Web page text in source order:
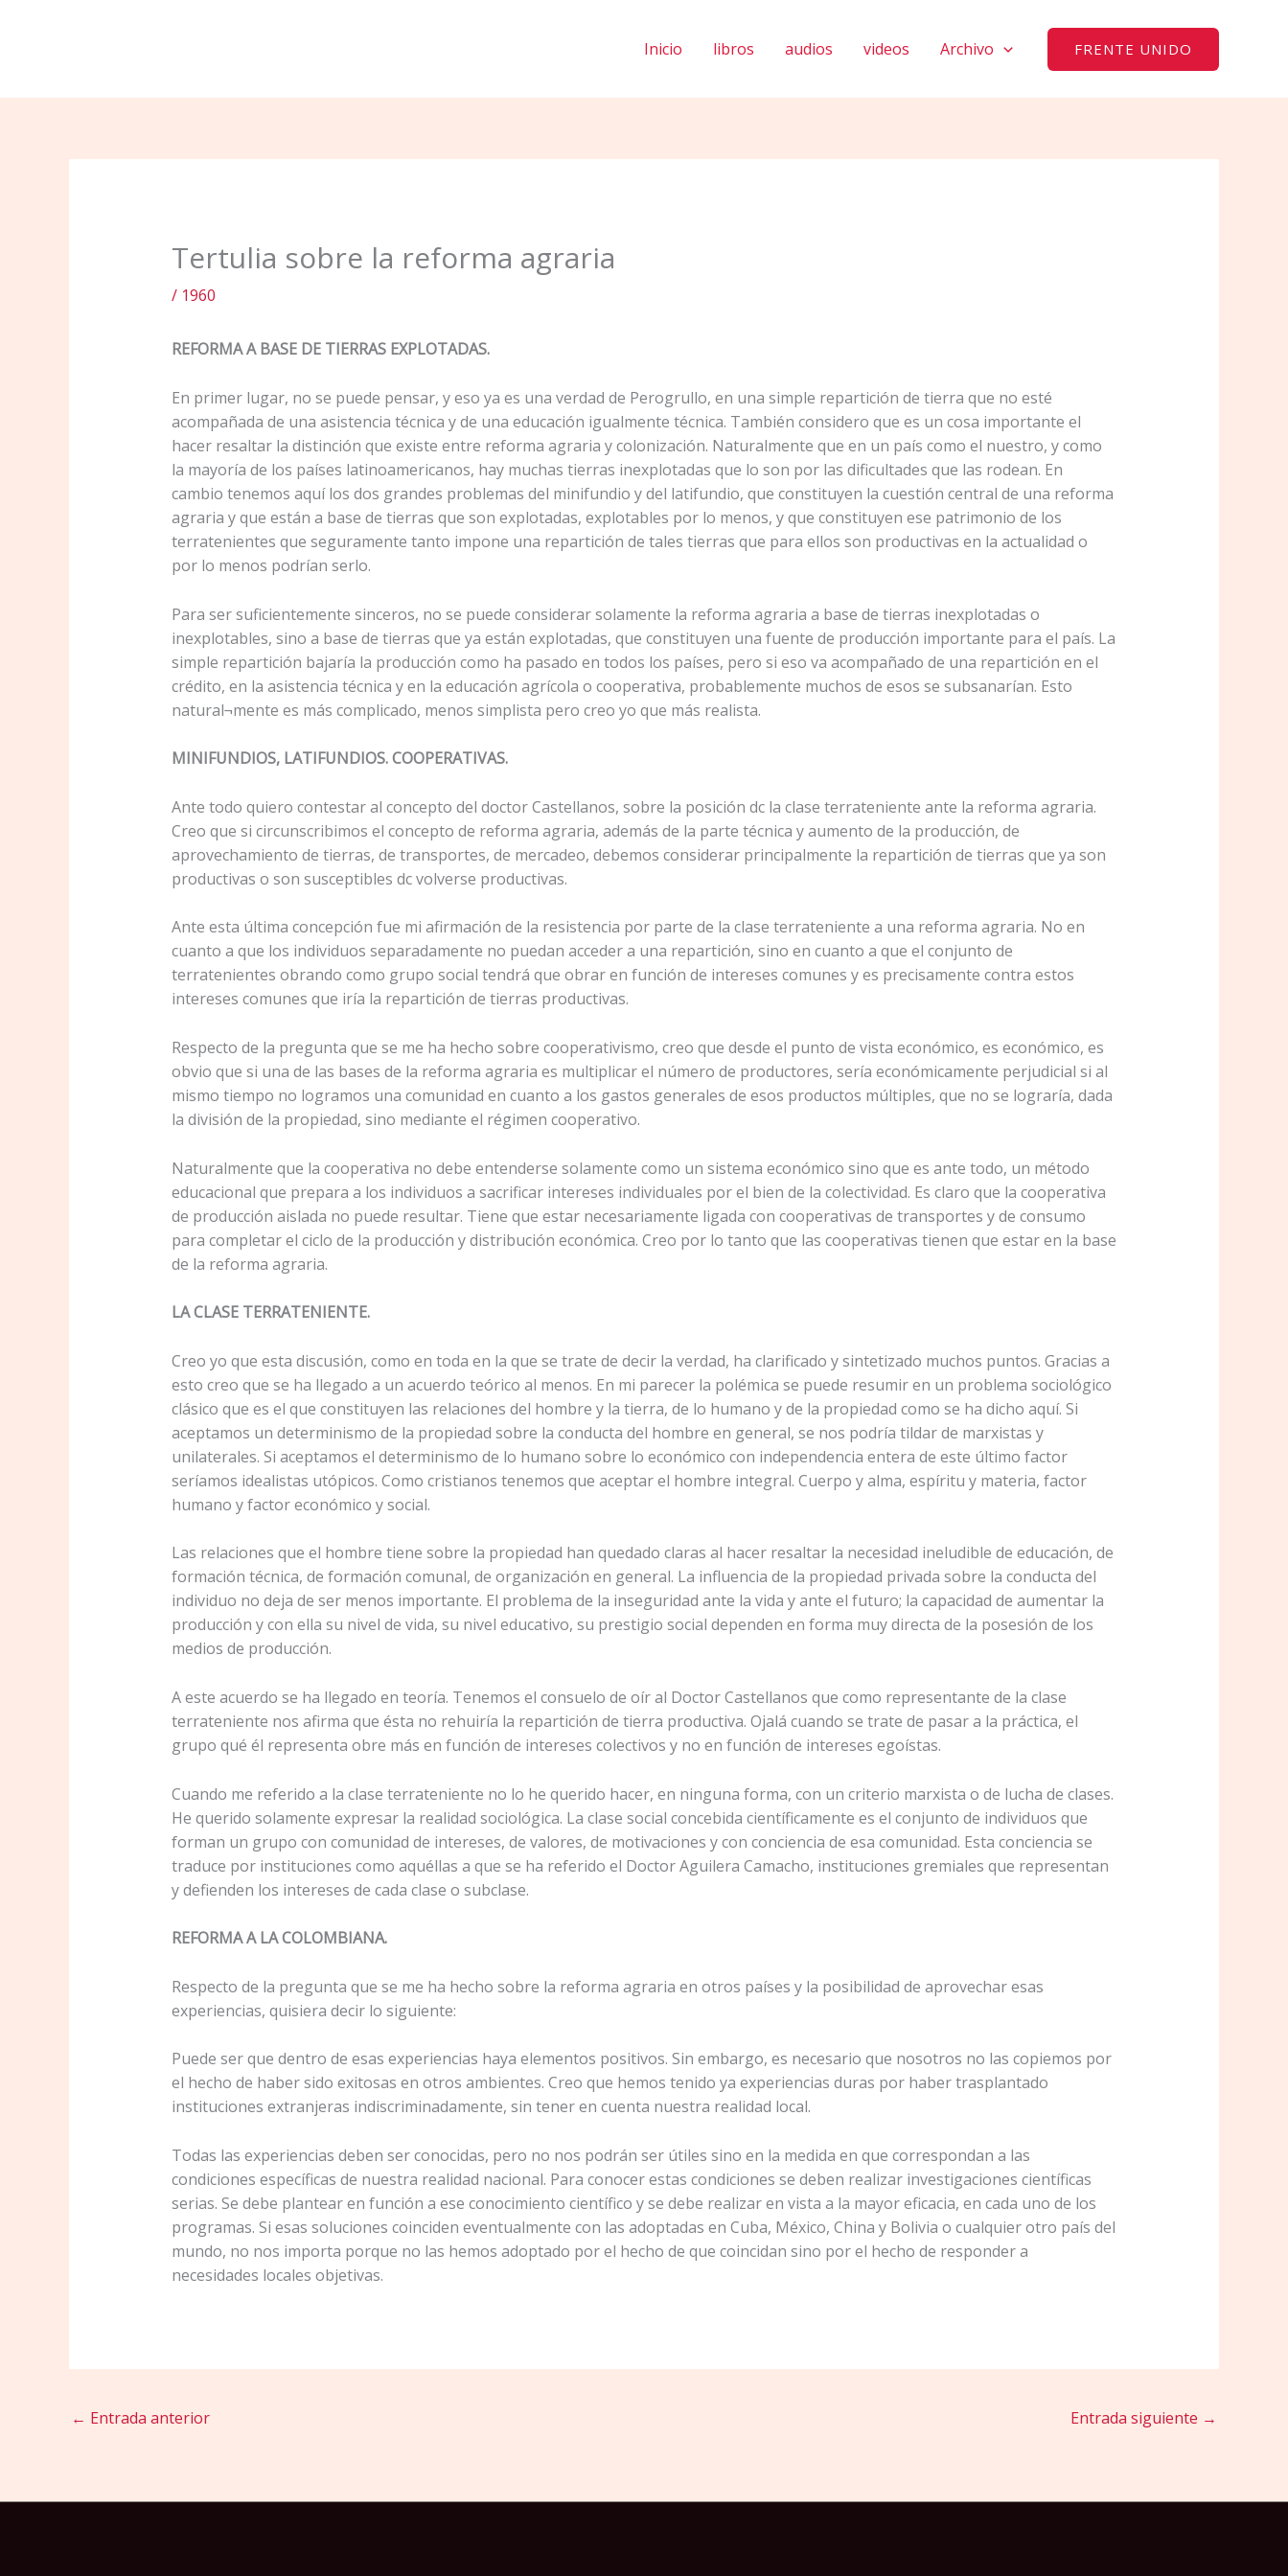
Inicio libros audios videos Archivo FRENTE UNIDO
Tertulia sobre la reforma agraria
/ 1960
REFORMA A BASE DE TIERRAS EXPLOTADAS.
En primer lugar, no se puede pensar, y eso ya es una verdad de Perogrullo, en una simple repartición de tierra que no esté
acompañada de una asistencia técnica y de una educación igualmente técnica. También considero que es un cosa importante el
hacer resaltar la distinción que existe entre reforma agraria y colonización. Naturalmente que en un país como el nuestro, y como
la mayoría de los países latinoamericanos, hay muchas tierras inexplotadas que lo son por las dificultades que las rodean. En
cambio tenemos aquí los dos grandes problemas del minifundio y del latifundio, que constituyen la cuestión central de una reforma
agraria y que están a base de tierras que son explotadas, explotables por lo menos, y que constituyen ese patrimonio de los
terratenientes que seguramente tanto impone una repartición de tales tierras que para ellos son productivas en la actualidad o
por lo menos podrían serlo.
Para ser suficientemente sinceros, no se puede considerar solamente la reforma agraria a base de tierras inexplotadas o
inexplotables, sino a base de tierras que ya están explotadas, que constituyen una fuente de producción importante para el país. La
simple repartición bajaría la producción como ha pasado en todos los países, pero si eso va acompañado de una repartición en el
crédito, en la asistencia técnica y en la educación agrícola o cooperativa, probablemente muchos de esos se subsanarían. Esto
natural¬mente es más complicado, menos simplista pero creo yo que más realista.
MINIFUNDIOS, LATIFUNDIOS. COOPERATIVAS.
Ante todo quiero contestar al concepto del doctor Castellanos, sobre la posición dc la clase terrateniente ante la reforma agraria.
Creo que si circunscribimos el concepto de reforma agraria, además de la parte técnica y aumento de la producción, de
aprovechamiento de tierras, de transportes, de mercadeo, debemos considerar principalmente la repartición de tierras que ya son
productivas o son susceptibles dc volverse productivas.
Ante esta última concepción fue mi afirmación de la resistencia por parte de la clase terrateniente a una reforma agraria. No en
cuanto a que los individuos separadamente no puedan acceder a una repartición, sino en cuanto a que el conjunto de
terratenientes obrando como grupo social tendrá que obrar en función de intereses comunes y es precisamente contra estos
intereses comunes que iría la repartición de tierras productivas.
Respecto de la pregunta que se me ha hecho sobre cooperativismo, creo que desde el punto de vista económico, es económico, es
obvio que si una de las bases de la reforma agraria es multiplicar el número de productores, sería económicamente perjudicial si al
mismo tiempo no logramos una comunidad en cuanto a los gastos generales de esos productos múltiples, que no se lograría, dada
la división de la propiedad, sino mediante el régimen cooperativo.
Naturalmente que la cooperativa no debe entenderse solamente como un sistema económico sino que es ante todo, un método
educacional que prepara a los individuos a sacrificar intereses individuales por el bien de la colectividad. Es claro que la cooperativa
de producción aislada no puede resultar. Tiene que estar necesariamente ligada con cooperativas de transportes y de consumo
para completar el ciclo de la producción y distribución económica. Creo por lo tanto que las cooperativas tienen que estar en la base
de la reforma agraria.
LA CLASE TERRATENIENTE.
Creo yo que esta discusión, como en toda en la que se trate de decir la verdad, ha clarificado y sintetizado muchos puntos. Gracias a
esto creo que se ha llegado a un acuerdo teórico al menos. En mi parecer la polémica se puede resumir en un problema sociológico
clásico que es el que constituyen las relaciones del hombre y la tierra, de lo humano y de la propiedad como se ha dicho aquí. Si
aceptamos un determinismo de la propiedad sobre la conducta del hombre en general, se nos podría tildar de marxistas y
unilaterales. Si aceptamos el determinismo de lo humano sobre lo económico con independencia entera de este último factor
seríamos idealistas utópicos. Como cristianos tenemos que aceptar el hombre integral. Cuerpo y alma, espíritu y materia, factor
humano y factor económico y social.
Las relaciones que el hombre tiene sobre la propiedad han quedado claras al hacer resaltar la necesidad ineludible de educación, de
formación técnica, de formación comunal, de organización en general. La influencia de la propiedad privada sobre la conducta del
individuo no deja de ser menos importante. El problema de la inseguridad ante la vida y ante el futuro; la capacidad de aumentar la
producción y con ella su nivel de vida, su nivel educativo, su prestigio social dependen en forma muy directa de la posesión de los
medios de producción.
A este acuerdo se ha llegado en teoría. Tenemos el consuelo de oír al Doctor Castellanos que como representante de la clase
terrateniente nos afirma que ésta no rehuiría la repartición de tierra productiva. Ojalá cuando se trate de pasar a la práctica, el
grupo qué él representa obre más en función de intereses colectivos y no en función de intereses egoístas.
Cuando me referido a la clase terrateniente no lo he querido hacer, en ninguna forma, con un criterio marxista o de lucha de clases.
He querido solamente expresar la realidad sociológica. La clase social concebida científicamente es el conjunto de individuos que
forman un grupo con comunidad de intereses, de valores, de motivaciones y con conciencia de esa comunidad. Esta conciencia se
traduce por instituciones como aquéllas a que se ha referido el Doctor Aguilera Camacho, instituciones gremiales que representan
y defienden los intereses de cada clase o subclase.
REFORMA A LA COLOMBIANA.
Respecto de la pregunta que se me ha hecho sobre la reforma agraria en otros países y la posibilidad de aprovechar esas
experiencias, quisiera decir lo siguiente:
Puede ser que dentro de esas experiencias haya elementos positivos. Sin embargo, es necesario que nosotros no las copiemos por
el hecho de haber sido exitosas en otros ambientes. Creo que hemos tenido ya experiencias duras por haber trasplantado
instituciones extranjeras indiscriminadamente, sin tener en cuenta nuestra realidad local.
Todas las experiencias deben ser conocidas, pero no nos podrán ser útiles sino en la medida en que correspondan a las
condiciones específicas de nuestra realidad nacional. Para conocer estas condiciones se deben realizar investigaciones científicas
serias. Se debe plantear en función a ese conocimiento científico y se debe realizar en vista a la mayor eficacia, en cada uno de los
programas. Si esas soluciones coinciden eventualmente con las adoptadas en Cuba, México, China y Bolivia o cualquier otro país del
mundo, no nos importa porque no las hemos adoptado por el hecho de que coincidan sino por el hecho de responder a
necesidades locales objetivas.
← Entrada anterior Entrada siguiente →